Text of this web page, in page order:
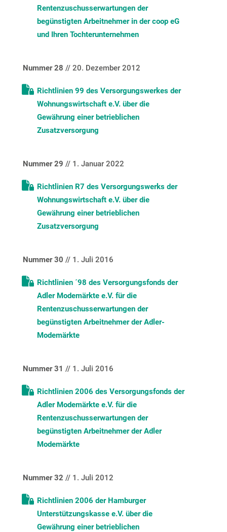
Rentenzuschusserwartungen der
begünstigten Arbeitnehmer in der coop eG
und Ihren Tochterunternehmen
Nummer 28 // 20. Dezember 2012
Richtlinien 99 des Versorgungswerkes der
Wohnungswirtschaft e.V. über die
Gewährung einer betrieblichen
Zusatzversorgung
Nummer 29 // 1. Januar 2022
Richtlinien R7 des Versorgungswerks der
Wohnungswirtschaft e.V. über die
Gewährung einer betrieblichen
Zusatzversorgung
Nummer 30 // 1. Juli 2016
Richtlinien ´98 des Versorgungsfonds der
Adler Modemärkte e.V. für die
Rentenzuschusserwartungen der
begünstigten Arbeitnehmer der Adler-
Modemärkte
Nummer 31 // 1. Juli 2016
Richtlinien 2006 des Versorgungsfonds der
Adler Modemärkte e.V. für die
Rentenzuschusserwartungen der
begünstigten Arbeitnehmer der Adler
Modemärkte
Nummer 32 // 1. Juli 2012
Richtlinien 2006 der Hamburger
Unterstützungskasse e.V. über die
Gewährung einer betrieblichen